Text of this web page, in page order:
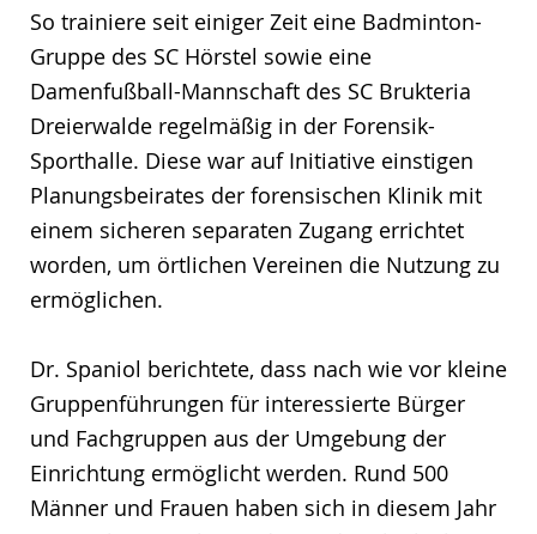
So trainiere seit einiger Zeit eine Badminton-
Gruppe des SC Hörstel sowie eine
Damenfußball-Mannschaft des SC Brukteria
Dreierwalde regelmäßig in der Forensik-
Sporthalle. Diese war auf Initiative einstigen
Planungsbeirates der forensischen Klinik mit
einem sicheren separaten Zugang errichtet
worden, um örtlichen Vereinen die Nutzung zu
ermöglichen.
Dr. Spaniol berichtete, dass nach wie vor kleine
Gruppenführungen für interessierte Bürger
und Fachgruppen aus der Umgebung der
Einrichtung ermöglicht werden. Rund 500
Männer und Frauen haben sich in diesem Jahr